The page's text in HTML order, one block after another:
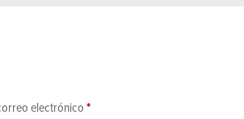
electrónico *Obligatorio